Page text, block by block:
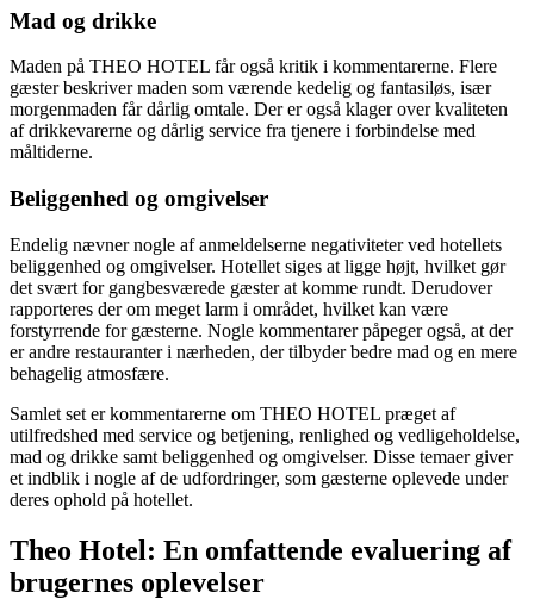
Mad og drikke
Maden på THEO HOTEL får også kritik i kommentarerne. Flere
gæster beskriver maden som værende kedelig og fantasiløs, især
morgenmaden får dårlig omtale. Der er også klager over kvaliteten
af drikkevarerne og dårlig service fra tjenere i forbindelse med
måltiderne.
Beliggenhed og omgivelser
Endelig nævner nogle af anmeldelserne negativiteter ved hotellets
beliggenhed og omgivelser. Hotellet siges at ligge højt, hvilket gør
det svært for gangbesværede gæster at komme rundt. Derudover
rapporteres der om meget larm i området, hvilket kan være
forstyrrende for gæsterne. Nogle kommentarer påpeger også, at der
er andre restauranter i nærheden, der tilbyder bedre mad og en mere
behagelig atmosfære.
Samlet set er kommentarerne om THEO HOTEL præget af
utilfredshed med service og betjening, renlighed og vedligeholdelse,
mad og drikke samt beliggenhed og omgivelser. Disse temaer giver
et indblik i nogle af de udfordringer, som gæsterne oplevede under
deres ophold på hotellet.
Theo Hotel: En omfattende evaluering af
brugernes oplevelser